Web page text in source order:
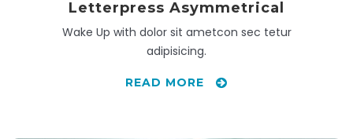
Letterpress Asymmetrical
Wake Up with dolor sit ametcon sec tetur
adipisicing.
READ MORE